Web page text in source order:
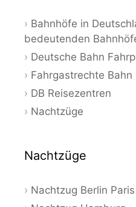
Bahnhöfe in
bedeutenden
Deutsche Bahn
Fahrgastrechte Bahn
DB Reisezentren
Nachtzüge
Nachtzüge
Nachtzug Berlin Paris